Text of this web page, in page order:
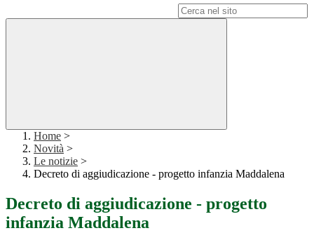
Home >
Novità >
Le notizie >
Decreto di aggiudicazione - progetto infanzia Maddalena
Decreto di aggiudicazione - progetto
infanzia Maddalena